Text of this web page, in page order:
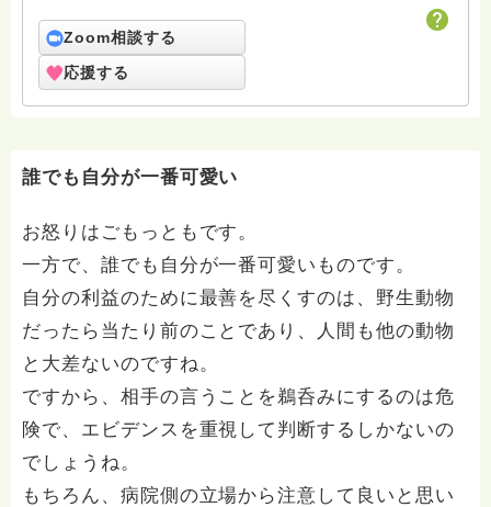
所前期課程修了 本願寺法務員資格者名簿登録 現在、師
を仰ぎ聲明を学んでいます。
Zoom相談する
応援する
誰でも自分が一番可愛い
お怒りはごもっともです。
一方で、誰でも自分が一番可愛いものです。
自分の利益のために最善を尽くすのは、野生動物
だったら当たり前のことであり、人間も他の動物
と大差ないのですね。
ですから、相手の言うことを鵜呑みにするのは危
険で、エビデンスを重視して判断するしかないの
でしょうね。
もちろん、病院側の立場から注意して良いと思い